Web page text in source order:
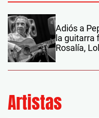
Adiós a
la guitarra
Rosalía,
Artistas